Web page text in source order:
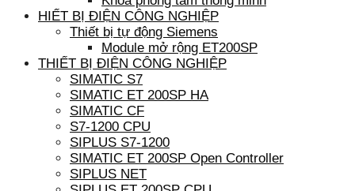
HIẾT BỊ ĐIỆN CÔNG NGHIỆP
Thiết bị tự động Siemens
Module mở rộng ET200SP
THIẾT BỊ ĐIỆN CÔNG NGHIỆP
SIMATIC S7
SIMATIC ET 200SP HA
SIMATIC CF
S7-1200 CPU
SIPLUS S7-1200
SIMATIC ET 200SP Open Controller
SIPLUS NET